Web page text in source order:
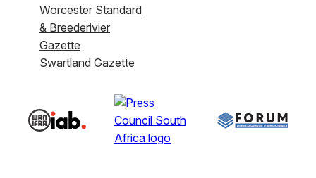
Worcester Standard
& Breederivier
Gazette
Swartland Gazette